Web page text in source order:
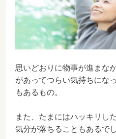
思いどおりに物事が進まな
があってつらい気持ちにな
もあるもの。
また、たまにはハッキリし
気分が落ちることもあるでし